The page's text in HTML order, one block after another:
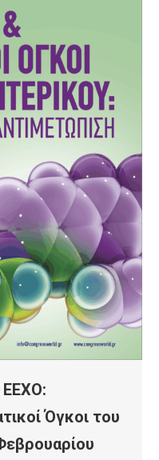
ΕΕΧΟ:
Όγκοι του